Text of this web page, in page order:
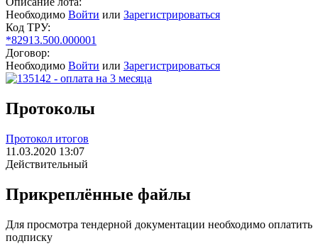
Необходимо Войти или Зарегистрироваться
Код ТРУ:
*82913.500.000001
Договор:
Необходимо Войти или Зарегистрироваться
Протоколы
Протокол итогов
11.03.2020 13:07
Действительный
Прикреплённые файлы
Для просмотра тендерной документации необходимо оплатить
подписку